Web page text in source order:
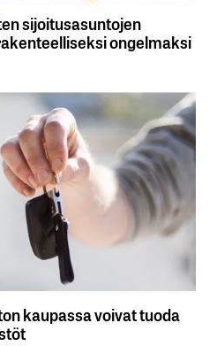
sijoitusasuntojen
ongelmaksi
kaupassa voivat tuoda